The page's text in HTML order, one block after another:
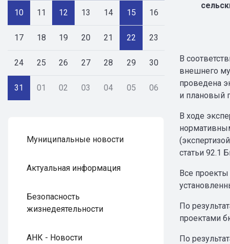
10 11 12 13 14 15 16
17 18 19 20 21 22 23
24 25 26 27 28 29 30
31 01 02 03 04 05 06
Муниципальные новости
Актуальная информация
Безопасность
жизнедеятельности
АНК - Новости
В
внешнего
проведена
и плановый
В ходе
статьи 92.1
Все
По
проектами
По